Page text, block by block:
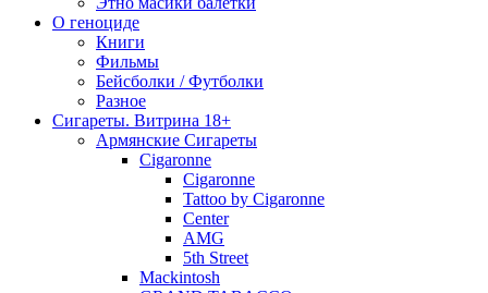
О геноциде
Книги
Фильмы
Бейсболки / Футболки
Разное
Сигареты. Витрина 18+
Армянские Сигареты
Cigaronne
Cigaronne
Tattoo by Cigaronne
Center
AMG
5th Street
Mackintosh